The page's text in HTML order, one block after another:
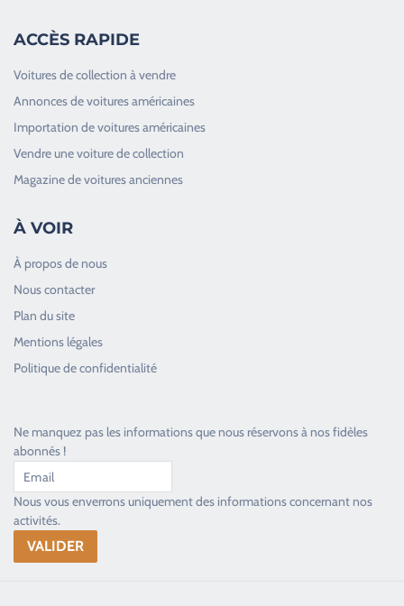
ACCÈS RAPIDE
Voitures de collection à vendre
Annonces de voitures américaines
Importation de voitures américaines
Vendre une voiture de collection
Magazine de voitures anciennes
À VOIR
À propos de nous
Nous contacter
Plan du site
Mentions légales
Politique de confidentialité
Ne manquez pas les informations que nous réservons à nos fidèles
abonnés !
Nous vous enverrons uniquement des informations concernant nos
activités.
Toujours heureux d'aider les passionnés